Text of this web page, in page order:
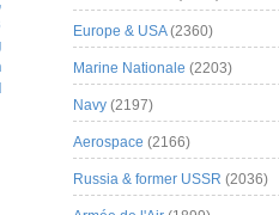
Europe & USA(2360)
Marine Nationale (2203)
Navy (2197)
Aerospace (2166)
Russia & former USSR (2036)